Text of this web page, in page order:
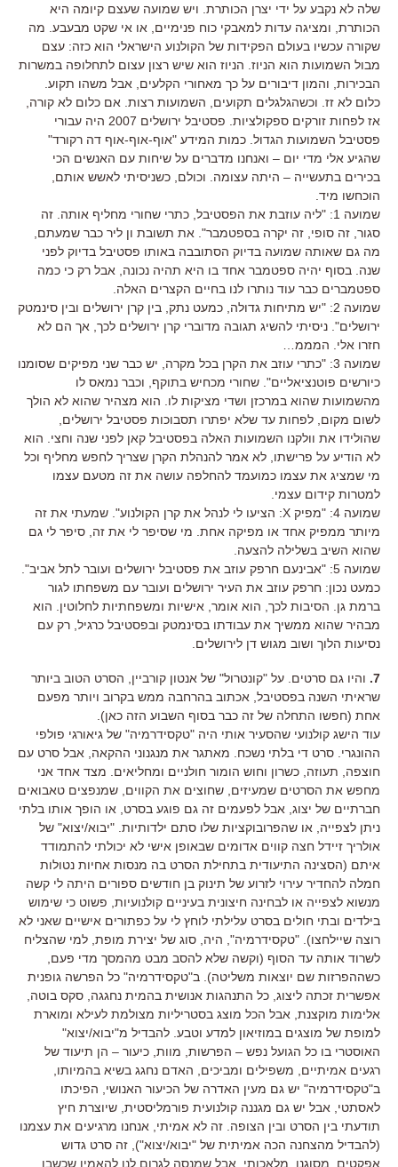
שלה לא נקבע על ידי יצרן הכותרת. ויש שמועה שעצם קיומה היא
הכותרת, ומציגה עדות למאבקי כוח פנימיים, או אי שקט מבעבע. מה
שקורה עכשיו בעולם הפקידות של הקולנוע הישראלי הוא כזה: עצם
מבול השמועות הוא הניוז. הניוז הוא שיש רצון עצום לתחלופה במשרות
הבכירות, והמון דיבורים על כך מאחורי הקלעים, אבל משהו תקוע.
כלום לא זז. וכשהגלגלים תקועים, השמועות רצות. אם כלום לא קורה,
אז לפחות זורקים ספקולציות. פסטיבל ירושלים 2007 היה עבורי
פסטיבל השמועות הגדול. כמות המידע "אוף-אוף-אוף דה רקורד"
שהגיע אלי מדי יום – ואנחנו מדברים על שיחות עם האנשים הכי
בכירים בתעשייה – היתה עצומה. וכולם, כשניסיתי לאשש אותם,
הוכחשו מיד.
שמועה 1: "ליה עוזבת את הפסטיבל, כתרי שחורי מחליף אותה. זה
סגור, זה סופי, זה יקרה בספטמבר". את תשובת ון ליר כבר שמעתם,
מה גם שאותה שמועה בדיוק הסתובבה באותו פסטיבל בדיוק לפני
שנה. בסוף יהיה ספטמבר אחד בו היא תהיה נכונה, אבל רק כי כמה
ספטמברים כבר עוד נותרו לנו בחיים הקצרים האלה.
שמועה 2: "יש מתיחות גדולה, כמעט נתק, בין קרן ירושלים ובין סינמטק
ירושלים". ניסיתי להשיג תגובה מדוברי קרן ירושלים לכך, אך הם לא
חזרו אלי. המממ…
שמועה 3: "כתרי עוזב את הקרן בכל מקרה, יש כבר שני מפיקים שסומנו
כיורשים פוטנציאליים". שחורי מכחיש בתוקף, וכבר נמאס לו
מהשמועות שהוא במרכזן ושדי מציקות לו. הוא מצהיר שהוא לא הולך
לשום מקום, לפחות עד שלא יפתרו תסבוכות פסטיבל ירושלים,
שהולידו את וולקנו השמועות האלה בפסטיבל קאן לפני שנה וחצי. הוא
לא הודיע על פרישתו, לא אמר להנהלת הקרן שצריך לחפש מחליף וכל
מי שמציג את עצמו כמועמד להחלפה עושה את זה מטעם עצמו
למטרות קידום עצמי.
שמועה 4: "מפיק X: הציעו לי לנהל את קרן הקולנוע". שמעתי את זה
מיותר ממפיק אחד או מפיקה אחת. מי שסיפר לי את זה, סיפר לי גם
שהוא השיב בשלילה להצעה.
שמועה 5: "אבינעם חרפק עוזב את פסטיבל ירושלים ועובר לתל אביב".
כמעט נכון: חרפק עוזב את העיר ירושלים ועובר עם משפחתו לגור
ברמת גן. הסיבות לכך, הוא אומר, אישיות ומשפחתיות לחלוטין. הוא
מבהיר שהוא ממשיך את עבודתו בסינמטק ובפסטיבל כרגיל, רק עם
נסיעות הלוך ושוב מגוש דן לירושלים.
7. והיו גם סרטים. על "קונטרול" של אנטון קורביין, הסרט הטוב ביותר
שראיתי השנה בפסטיבל, אכתוב בהרחבה ממש בקרוב ויותר מפעם
אחת (חפשו התחלה של זה כבר בסוף השבוע הזה כאן).
עוד הישג קולנועי שהסעיר אותי היה "טקסידרמיה" של גיאורגי פולפי
ההונגרי. סרט די בלתי נשכח. מאתגר את מנגנוני ההקאה, אבל סרט עם
חוצפה, תעוזה, כשרון וחוש הומור חולניים ומחליאים. מצד אחד אני
מחפש את הסרטים שמעיזים, שחוצים את הקווים, שמנפצים טאבואים
חברתיים של יצוג, אבל לפעמים זה גם פוגע בסרט, או הופך אותו בלתי
ניתן לצפייה, או שהפרובוקציות שלו סתם ילדותיות. "יבוא/יצוא" של
אולריך זיידל חצה קווים אדומים שבאופן אישי לא יכולתי להתמודד
איתם (הסצינה התיעודית בתחילת הסרט בה מנסות אחיות נטולות
חמלה להחדיר עירוי לזרוע של תינוק בן חודשים ספורים היתה לי קשה
מנשוא לצפייה או לבחינה חיצונית בעיניים קולנועיות, פשוט כי שימוש
בילדים ובתי חולים בסרט עלילתי לוחץ לי על כפתורים אישיים שאני לא
רוצה שיילחצו). "טקסידרמיה", היה, סוג של יצירת מופת, למי שהצליח
לשרוד אותה עד הסוף (וקשה שלא להסב מבט מהמסך מדי פעם,
כשההפרזות שם יוצאות משליטה). ב"טקסידרמיה" כל הפרשה גופנית
אפשרית זכתה ליצוג, כל התנהגות אנושית בהמית נחגגה, סקס בוטה,
אלימות מוקצנת, אבל הכל מוצג בסטריליות מצולמת לעילא ומוארת
למופת של מוצגים במוזיאון למדע וטבע. להבדיל מ"יבוא/יצוא"
האוסטרי בו כל הגועל נפש – הפרשות, מוות, כיעור – הן תיעוד של
רגעים אמיתיים, משפילים ומביכים, האדם נחגג בשיא בהמיותו,
ב"טקסידרמיה" יש גם מעין האדרה של הכיעור האנושי, הפיכתו
לאסתטי, אבל יש גם מגננה קולנועית פורמליסטית, שיוצרת חיץ
תודעתי בין הסרט ובין הצופה. זה לא אמיתי, אנחנו מרגיעים את עצמנו
(להבדיל מהצחנה הכה אמיתית של "יבוא/יצוא"), זה סרט גדוש
אפקטים, מסוגנן, מלאכותי, אבל שמנסה לגרום לנו להאמין שכשבן